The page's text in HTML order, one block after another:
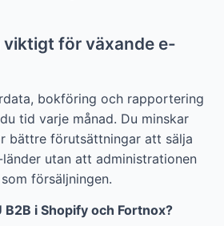
för växande e-
bokföring och rapportering
tid varje månad. Du minskar
bättre förutsättningar att sälja
utan att administrationen
försäljningen.
B2B i Shopify och Fortnox?